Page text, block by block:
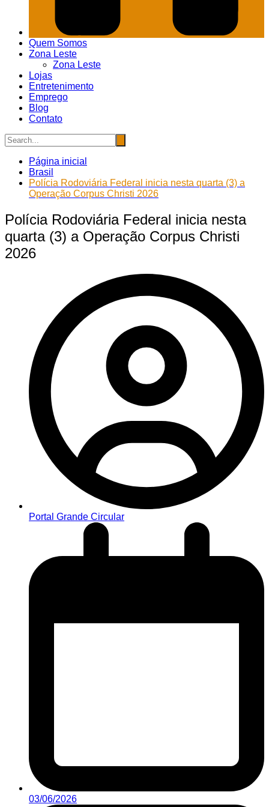
Quem Somos
Zona Leste
Zona Leste
Lojas
Entretenimento
Emprego
Blog
Contato
Página inicial
Brasil
Polícia Rodoviária Federal inicia nesta quarta (3) a
Operação Corpus Christi 2026
Polícia Rodoviária Federal inicia nesta
quarta (3) a Operação Corpus Christi
2026
Portal Grande Circular
03/06/2026